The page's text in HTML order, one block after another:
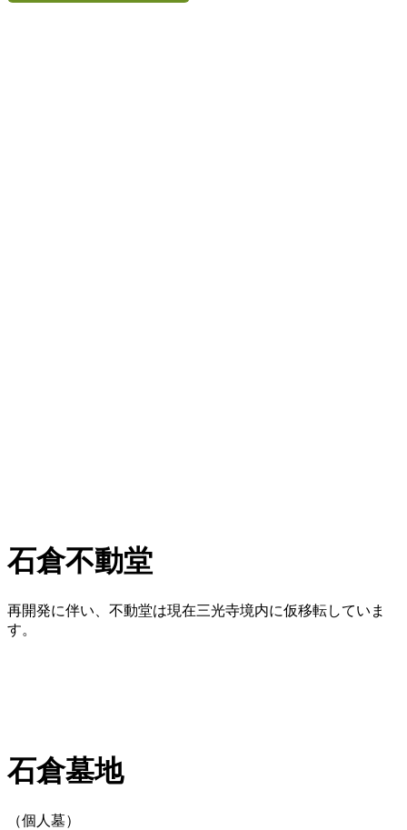
石倉不動堂
再開発に伴い、不動堂は現在三光寺境内に仮移転していま
す。
石倉墓地
（個人墓）